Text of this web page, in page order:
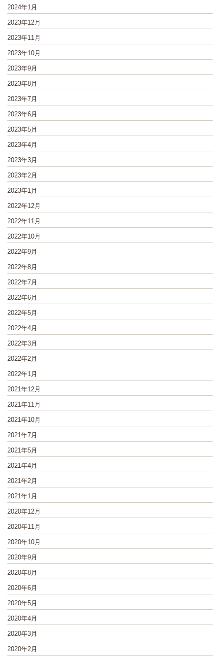
2024年1月
2023年12月
2023年11月
2023年10月
2023年9月
2023年8月
2023年7月
2023年6月
2023年5月
2023年4月
2023年3月
2023年2月
2023年1月
2022年12月
2022年11月
2022年10月
2022年9月
2022年8月
2022年7月
2022年6月
2022年5月
2022年4月
2022年3月
2022年2月
2022年1月
2021年12月
2021年11月
2021年10月
2021年7月
2021年5月
2021年4月
2021年2月
2021年1月
2020年12月
2020年11月
2020年10月
2020年9月
2020年8月
2020年6月
2020年5月
2020年4月
2020年3月
2020年2月